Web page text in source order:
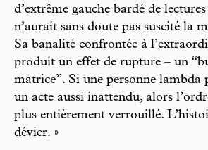
d’extrême gauche bardé de
n’aurait sans doute pas suscité la
Sa banalité confrontée à
produit un effet de rupture – un
matrice”. Si une personne lambda
un acte aussi inattendu, alors
plus entièrement verrouillé.
dévier. »